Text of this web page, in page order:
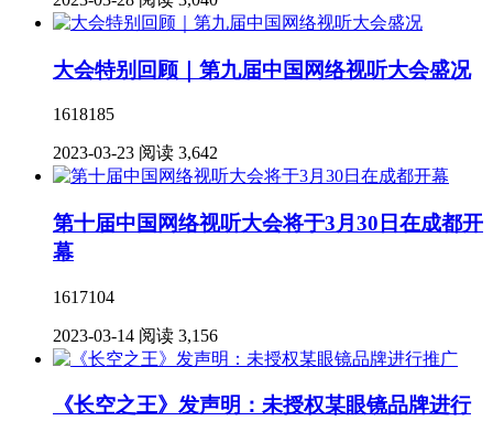
大会特别回顾｜第九届中国网络视听大会盛况
1618185
2023-03-23 阅读 3,642
第十届中国网络视听大会将于3月30日在成都开
幕
1617104
2023-03-14 阅读 3,156
《长空之王》发声明：未授权某眼镜品牌进行